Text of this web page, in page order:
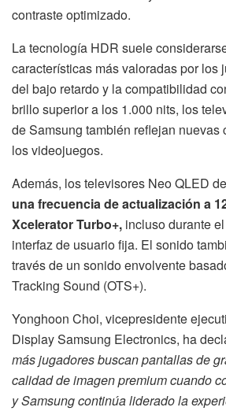
contraste optimizado.
La tecnología HDR suele
características más valoradas por los
del bajo retardo y la compatibilidad
brillo superior a los 1.000 nits, los
de Samsung también reflejan nuevas
los videojuegos.
Además, los televisores Neo QLED
una frecuencia de actualización a
Xcelerator Turbo+, incluso durante
interfaz de usuario fija. El sonido
través de un sonido envolvente
Tracking Sound (OTS+).
Yonghoon Choi, vicepresidente
Display Samsung Electronics, ha
más jugadores buscan pantallas de
calidad de imagen premium cuando
y Samsung continúa liderado la